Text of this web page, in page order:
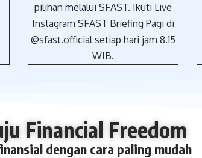
pilihan melalui SFAST. Ikuti Live
Instagram SFAST Briefing Pagi di
@sfast.official setiap hari jam 8.15
WIB.
Financial Freedom​
dengan cara paling mudah